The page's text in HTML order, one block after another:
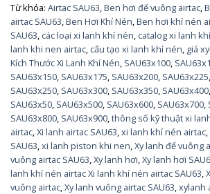
Từ khóa: Airtac SAU63,Ben hơi đế vuông airtac,
airtac SAU63,Ben Hơi Khí Nén,Ben hơi khí nén
SAU63, các loại xi lanh khí nén, catalog xi lanh
lanh khi nen airtac, cấu tạo xi lanh khí nén, giá
Kích Thước Xi Lanh Khí Nén, SAU63x100,
SAU63x150, SAU63x175, SAU63x200, SAU63x225,
SAU63x250, SAU63x300, SAU63x350, SAU63x400,
SAU63x50, SAU63x500, SAU63x600, SAU63x700,
SAU63x800, SAU63x900,thông số kỹ thuật xi
airtac,Xi lanh airtac SAU63,xi lanh khí nén airtac,
SAU63,xi lanh piston khi nen,Xy lanh đế vuông
vuông airtac SAU63,Xy lanh hơi,Xy lanh hơi
lanh khí nén airtac Xi lanh khí nén airtac SAU63,
vuông airtac,Xy lanh vuông airtac SAU63,xylanh